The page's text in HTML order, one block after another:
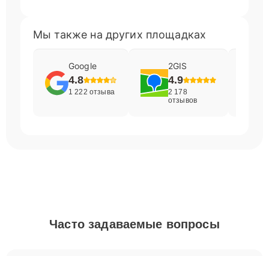
Мы также на других площадках
Google
4.8
1 222 отзыва
2GIS
4.9
2 178
отзывов
Часто задаваемые вопросы